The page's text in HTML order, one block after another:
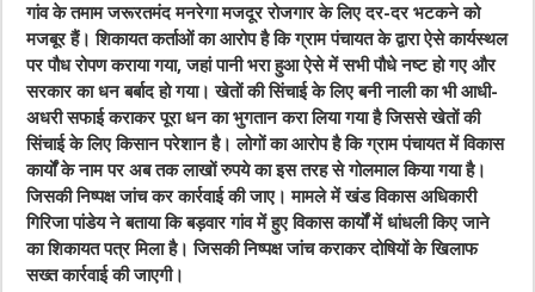
गांव के तमाम जरूरतमंद मनरेगा मजदूर रोजगार के लिए दर-दर भटकने को
मजबूर हैं। शिकायत कर्ताओं का आरोप है कि ग्राम पंचायत के द्वारा ऐसे कार्यस्थल
पर पौध रोपण कराया गया, जहां पानी भरा हुआ ऐसे में सभी पौधे नष्ट हो गए और
सरकार का धन बर्बाद हो गया। खेतों की सिंचाई के लिए बनी नाली का भी आधी-
अधरी सफाई कराकर पूरा धन का भुगतान करा लिया गया है जिससे खेतों की
सिंचाई के लिए किसान परेशान है। लोगों का आरोप है कि ग्राम पंचायत में विकास
कार्यों के नाम पर अब तक लाखों रुपये का इस तरह से गोलमाल किया गया है।
जिसकी निष्पक्ष जांच कर कार्रवाई की जाए। मामले में खंड विकास अधिकारी
गिरिजा पांडेय ने बताया कि बड़वार गांव में हुए विकास कार्यों में धांधली किए जाने
का शिकायत पत्र मिला है। जिसकी निष्पक्ष जांच कराकर दोषियों के खिलाफ
सख्त कार्रवाई की जाएगी।